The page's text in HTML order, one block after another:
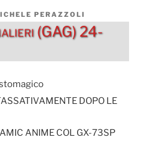
PERAZZOLI
(GAG) 24-
DOPO LE
ANIME COL GX-73SP